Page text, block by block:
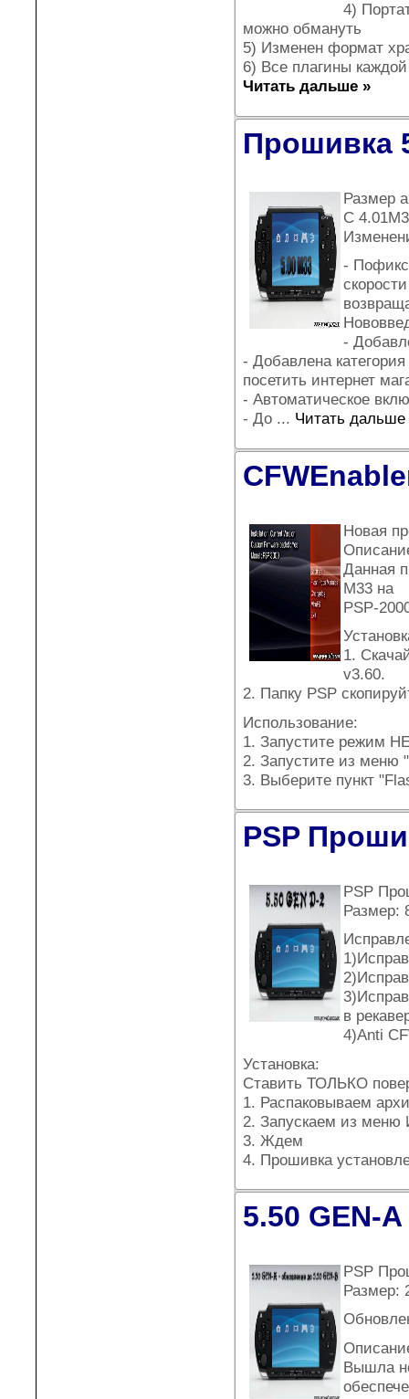
4)
можно обмануть
5) Изменен формат
6) Все плагины
Читать дальше »
Прошивка
Размер
C
-
-
- Добавлена
посетить интернет
- Автоматическое
- До ... Читать дальше
Новая
Данная
М33 на
PSP-
1.
v3.60.
2. Папку PSP
Использование:
1. Запустите режим
2. Запустите из меню
3. Выберите пункт
PSP
PSP
Размер:
в
4)Anti
Установка:
Ставить ТОЛЬКО
1. Распаковываем
2. Запускаем из меню
3. Ждем
4. Прошивка
5.50 GEN-
PSP
Размер:
Вышла